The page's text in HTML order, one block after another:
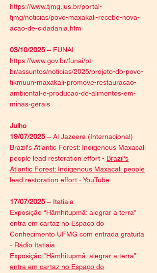
https://www.tjmg.jus.br/portal-
tjmg/noticias/povo-maxakali-recebe-nova-
acao-de-cidadania.htm
03/10/2025 – FUNAI
https://www.gov.br/funai/pt-
br/assuntos/noticias/2025/projeto-do-povo-
tikmuun-maxakali-promove-restauracao-
ambiental-e-producao-de-alimentos-em-
minas-gerais
Julho
19/07/2025 – Al Jazeera (Internacional)
Brazil's Atlantic Forest: Indigenous Maxacali
people lead restoration effort - Brazil's
Atlantic Forest: Indigenous Maxacali people
lead restoration effort - YouTube
17/07/2025 – Itatiaia
Exposição “Hãmhitupmã: alegrar a terra”
entra em cartaz no Espaço do
Conhecimento UFMG com entrada gratuita
- Rádio Itatiaia
Exposição “Hãmhitupmã: alegrar a terra”
entra em cartaz no Espaço do